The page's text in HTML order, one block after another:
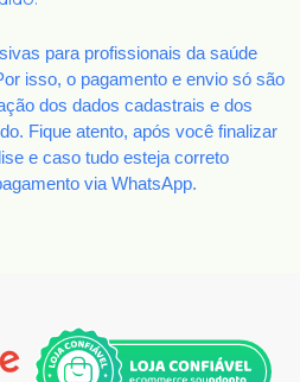
para profissionais da saúde
isso, o pagamento e envio só são
dos dados cadastrais e dos
Fique atento, após você finalizar
e caso tudo esteja correto
via WhatsApp.